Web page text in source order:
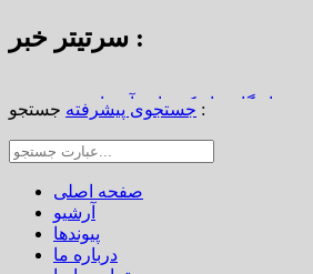
سرتیتر خبر :
ماندگار دیار کریمان، آسمانی شد
در ضوابط احراز تصرفات مالکانه
ملی چشمه‌سار در رفسنجان
جستجوی پیشرفته جستجو :
صفحه اصلی
آرشیو
پیوندها
درباره ما